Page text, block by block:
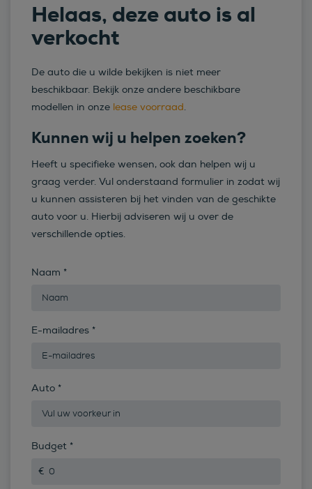
Helaas, deze auto is al
verkocht
De auto die u wilde bekijken is niet meer
beschikbaar. Bekijk onze andere beschikbare
modellen in onze lease voorraad.
Kunnen wij u helpen zoeken?
Heeft u specifieke wensen, ook dan helpen wij u
graag verder. Vul onderstaand formulier in zodat wij
u kunnen assisteren bij het vinden van de geschikte
auto voor u. Hierbij adviseren wij u over de
verschillende opties.
Naam *
E-mailadres *
Auto *
Budget *